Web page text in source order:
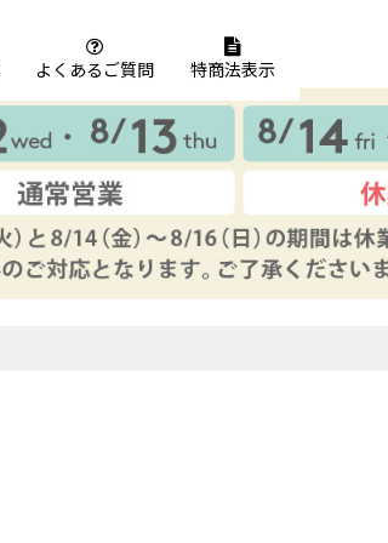
よくあるご質問 特商法表示